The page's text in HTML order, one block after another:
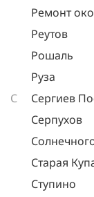
Ремонт
Реутов
Рошаль
Руза
С
Сергиев
Серпухов
Старая
Ступино